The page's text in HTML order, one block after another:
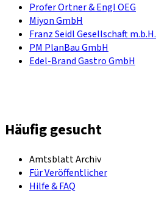
Profer Ortner & Engl OEG
Miyon GmbH
Franz Seidl Gesellschaft m.b.H.
PM PlanBau GmbH
Edel-Brand Gastro GmbH
Häufig gesucht
Amtsblatt Archiv
Für Veröffentlicher
Hilfe & FAQ